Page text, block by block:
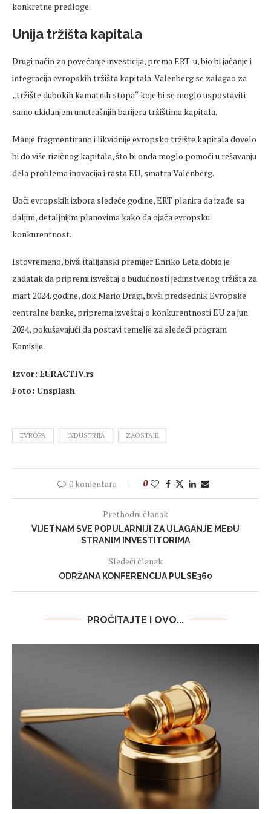
konkretne predloge.
Unija tržišta kapitala
Drugi način za povećanje investicija, prema ERT-u, bio bi jačanje i
integracija evropskih tržišta kapitala. Valenberg se zalagao za
„tržište dubokih kamatnih stopa“ koje bi se moglo uspostaviti
samo ukidanjem unutrašnjih barijera tržištima kapitala.
Manje fragmentirano i likvidnije evropsko tržište kapitala dovelo
bi do više rizičnog kapitala, što bi onda moglo pomoći u rešavanju
dela problema inovacija i rasta EU, smatra Valenberg.
Uoči evropskih izbora sledeće godine, ERT planira da izađe sa
daljim, detaljnijim planovima kako da ojača evropsku
konkurentnost.
Istovremeno, bivši italijanski premijer Enriko Leta dobio je
zadatak da pripremi izveštaj o budućnosti jedinstvenog tržišta za
mart 2024. godine, dok Mario Dragi, bivši predsednik Evropske
centralne banke, priprema izveštaj o konkurentnosti EU za jun
2024, pokušavajući da postavi temelje za sledeći program
Komisije.
Izvor: EURACTIV.rs
Foto: Unsplash
EVROPA INDUSTRIJA ZAOSTAJE
0 komentara 0
Prethodni članak
VIJETNAM SVE POPULARNIJI ZA ULAGANJE MEĐU
STRANIM INVESTITORIMA
Sledeći članak
ODRŽANA KONFERENCIJA PULSE360
PROČITAJTE I OVO...